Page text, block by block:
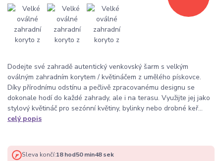
Dodejte své zahradě autentický venkovský šarm s velkým
oválným zahradním korytem / květináčem z umělého pískovce.
Díky přírodnímu odstínu a pečlivě zpracovanému designu se
dokonale hodí do každé zahrady, ale i na terasu. Využijte jej jako
stylový květináč pro sezónní květiny, bylinky nebo drobné keř...
celý popis
Sleva končí:18hod50min48sek